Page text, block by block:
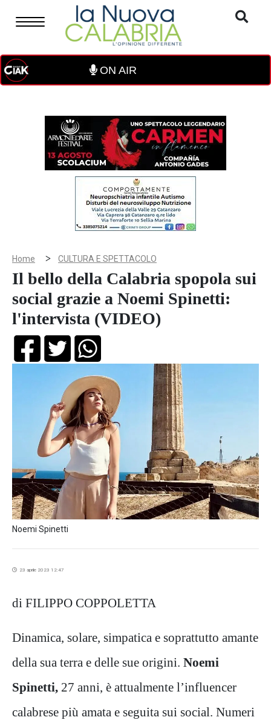
ON AIR
Home > CULTURA E SPETTACOLO
Il bello della Calabria spopola sui
social grazie a Noemi Spinetti:
l'intervista (VIDEO)
Noemi Spinetti
23 aprile 2023 12:47
di FILIPPO COPPOLETTA
Dinamica, solare, simpatica e soprattutto amante
della sua terra e delle sue origini. Noemi
Spinetti, 27 anni, è attualmente l’influencer
calabrese più amata e seguita sui social. Numeri